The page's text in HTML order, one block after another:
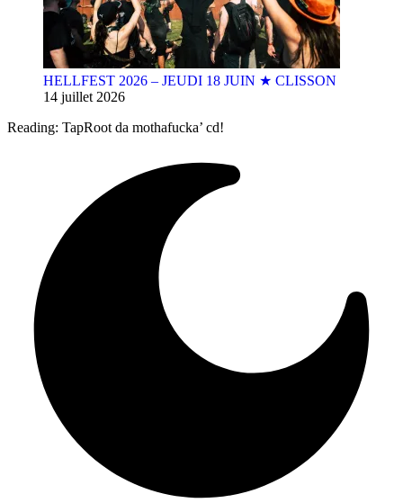
HELLFEST 2026 – JEUDI 18 JUIN ★ CLISSON
14 juillet 2026
Reading: TapRoot da mothafucka’ cd!